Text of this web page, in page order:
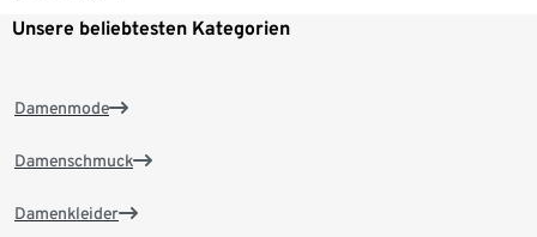
Unsere beliebtesten Kategorien
Damenmode
Damenschmuck
Damenkleider